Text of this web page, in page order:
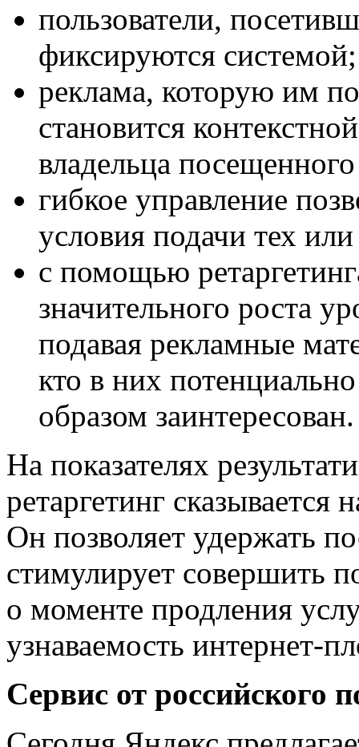
пользователи,
фиксируются системой;
реклама, которую им
становится
владельца
гибкое управление
условия подачи тех
с помощью
значительного роста
подавая рекламные
кто в них
образом заинтересован.
На показателях
ретаргетинг
Он позволяет удержать
стимулирует совершить
о моменте продления
узнаваемость интернет-
Сервис от российского